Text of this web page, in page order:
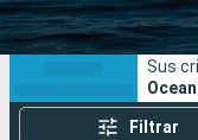
Sus
Filtrar